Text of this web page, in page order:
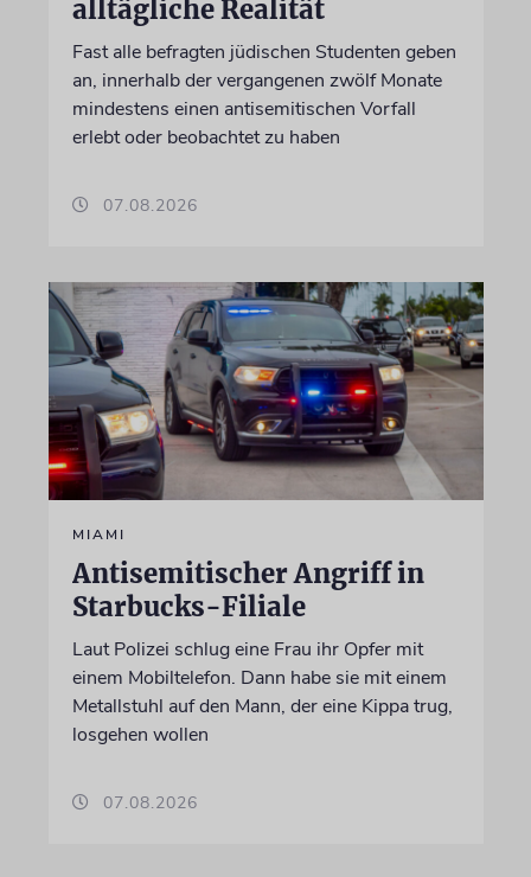
alltägliche Realität
Fast alle befragten jüdischen Studenten geben
an, innerhalb der vergangenen zwölf Monate
mindestens einen antisemitischen Vorfall
erlebt oder beobachtet zu haben
07.08.2026
MIAMI
Antisemitischer Angriff in
Starbucks-Filiale
Laut Polizei schlug eine Frau ihr Opfer mit
einem Mobiltelefon. Dann habe sie mit einem
Metallstuhl auf den Mann, der eine Kippa trug,
losgehen wollen
07.08.2026